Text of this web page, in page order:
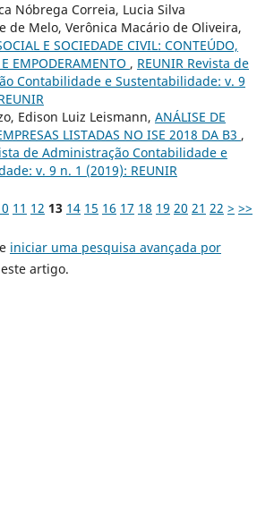
Nóbrega Correia, Lucia Silva
de Melo, Verônica Macário de Oliveira,
E SOCIEDADE CIVIL: CONTEÚDO,
E EMPODERAMENTO , REUNIR Revista de
Contabilidade e Sustentabilidade: v. 9
Edison Luiz Leismann, ANÁLISE DE
LISTADAS NO ISE 2018 DA B3 ,
de Administração Contabilidade e
v. 9 n. 1 (2019): REUNIR
11 12 13 14 15 16 17 18 19 20 21 22 > >>
iniciar uma pesquisa avançada por
artigo.